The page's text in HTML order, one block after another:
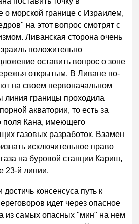
о морской границе с Израилем,
на этот вопрос смотрят с
Ливанская сторона очень
положительно
оставить вопрос о зоне
открытым. В Ливане по-
на своем первоначальном
линия границы проходила
акватории, то есть за
поля Кана, имеющего
газовых разработок. Взамен
исключительное право
на буровой станции Кариш,
23-й линии.
консенсуса путь к
идет через опасное
из самых опасных "мин" на нем